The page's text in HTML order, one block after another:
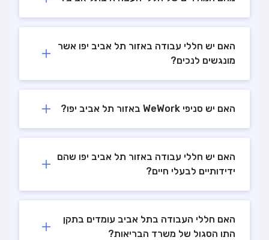
האם יש חללי עבודה באזור תל אביב יפו אשר
מונגשים לנכים?
האם יש סניפי WeWork באזור תל אביב יפו?
האם יש חללי עבודה באזור תל אביב יפו שהם
ידידותיים לבעלי חיים?
האם חללי העבודה בתל אביב עומדים בתקן
התו הסגול של משרד הבריאות?